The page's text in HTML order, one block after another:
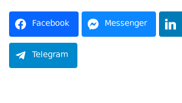
Facebook Messenger
Telegram